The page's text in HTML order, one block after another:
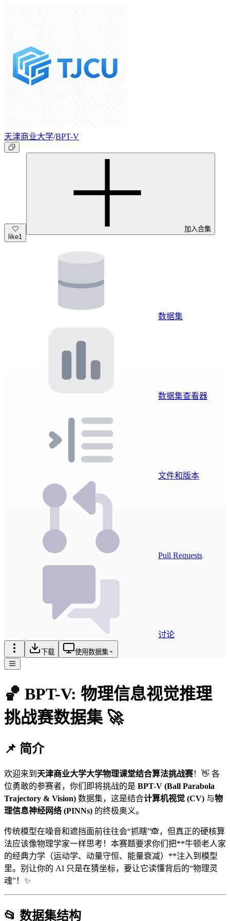
天津商业大学/BPT-V
like1
加入合集
数据集
数据集查看器
文件和版本
Pull Requests
讨论
下载 使用数据集
🏀 BPT-V: 物理信息视觉推理
挑战赛数据集 🚀
📌 简介
欢迎来到 天津商业大学大学物理课堂结合算法挑战赛！👋 各
位勇敢的参赛者，你们即将挑战的是 BPT-V (Ball Parabola
Trajectory & Vision) 数据集，这是结合计算机视觉 (CV) 与物
理信息神经网络 (PINNs) 的终极奥义。
传统模型在噪音和遮挡面前往往会“抓瞎”🙈，但真正的硬核算
法应该像物理学家一样思考！本赛题要求你们把**牛顿老人家
的经典力学（运动学、动量守恒、能量衰减）**注入到模型
里。别让你的 AI 只是在猜坐标，要让它读懂背后的“物理灵
魂”！✨
📂 数据集结构